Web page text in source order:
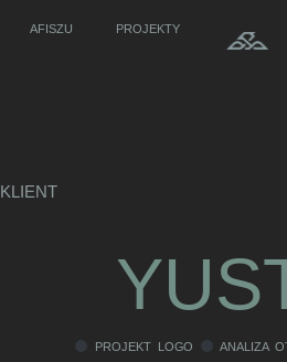
AFISZU PROJEKTY
KLIENT
PROJEKT LOGO
ANALIZA